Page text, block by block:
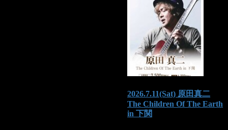
2026.7.11(Sat) 原田真二
The Children Of The Earth
in 下関